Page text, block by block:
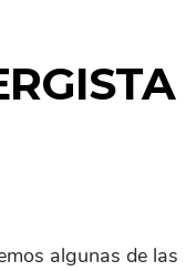
algunas de las